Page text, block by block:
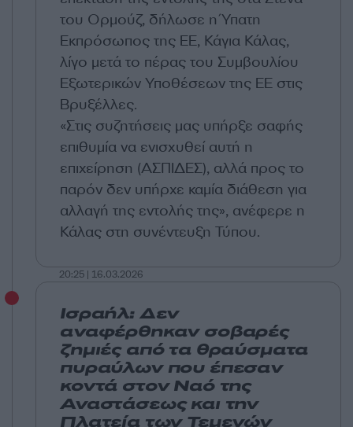
του Ορμούζ, δήλωσε η Ύπατη
Εκπρόσωπος της ΕΕ, Κάγια Κάλας,
λίγο μετά το πέρας του Συμβουλίου
Εξωτερικών Υποθέσεων της ΕΕ στις
Βρυξέλλες.
«Στις συζητήσεις μας υπήρξε σαφής
επιθυμία να ενισχυθεί αυτή η
επιχείρηση (ΑΣΠΙΔΕΣ), αλλά προς το
παρόν δεν υπήρχε καμία διάθεση για
αλλαγή της εντολής της», ανέφερε η
Κάλας στη συνέντευξη Τύπου.
20:25 | 16.03.2026
Ισραήλ: Δεν
αναφέρθηκαν σοβαρές
ζημιές από τα θραύσματα
πυραύλων που έπεσαν
κοντά στον Ναό της
Αναστάσεως και την
Πλατεία των Τεμενών